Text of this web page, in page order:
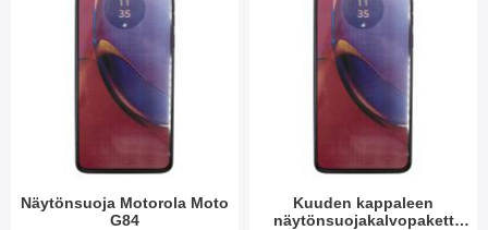
Näytönsuoja Motorola Moto
G84
Kuuden kappaleen
näytönsuojakalvopakett